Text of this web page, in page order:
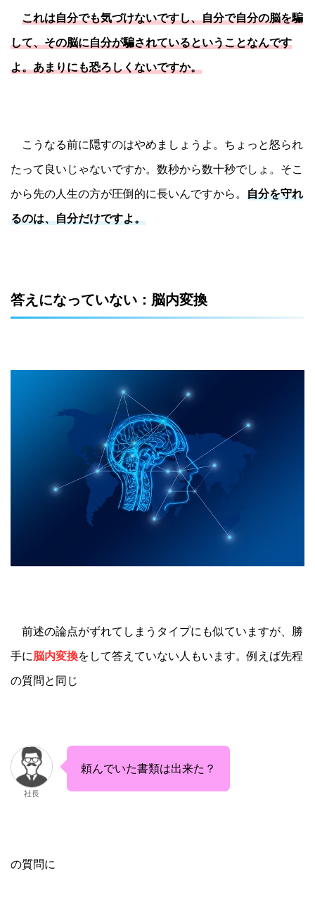
これは自分でも気づけないですし、自分で自分の脳を騙
して、その脳に自分が騙されているということなんです
よ。あまりにも恐ろしくないですか。
こうなる前に隠すのはやめましょうよ。ちょっと怒られ
たって良いじゃないですか。数秒から数十秒でしょ。そこ
から先の人生の方が圧倒的に長いんですから。 自分を守れ
るのは、自分だけですよ。
答えになっていない：脳内変換
前述の論点がずれてしまうタイプにも似ていますが、勝
手に脳内変換をして答えていない人もいます。例えば先程
の質問と同じ
社長
頼んでいた書類は出来た？
の質問に